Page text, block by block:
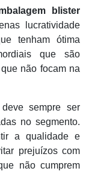
blister
lucratividade
tenham ótima
que são
não focam na
sempre ser
no segmento.
a qualidade e
prejuízos com
não cumprem